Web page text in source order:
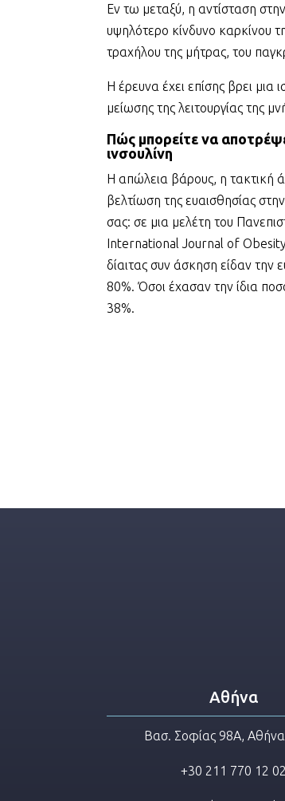
Εν τω μεταξύ, η αντίσταση
υψηλότερο κίνδυνο καρκίνου
τραχήλου της μήτρας, του
Η έρευνα έχει επίσης βρει μια
μείωσης της λειτουργίας της
Πώς μπορείτε να
ινσουλίνη
Η απώλεια βάρους, η τακτική
βελτίωση της ευαισθησίας
σας: σε μια μελέτη του
International Journal of
δίαιτας συν άσκηση είδαν την
80%. Όσοι έχασαν την ίδια
38%.
Αθήνα
Βασ. Σοφίας 98Α,
+30 211 770 12 02